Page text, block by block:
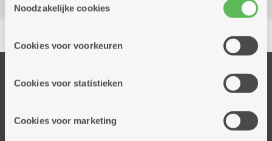
cookies hebben we jouw toestemming nodig. Sommige
cookies worden geplaatst door derde partijen die een
informatie over jouw (geanonimiseerd) gebruik van onze
partners kunnen deze gegevens combineren met andere
Noodzakelijke cookies
Cookies voor voorkeuren
Cookies voor statistieken
Cookies voor marketing
Assistentiewoningen